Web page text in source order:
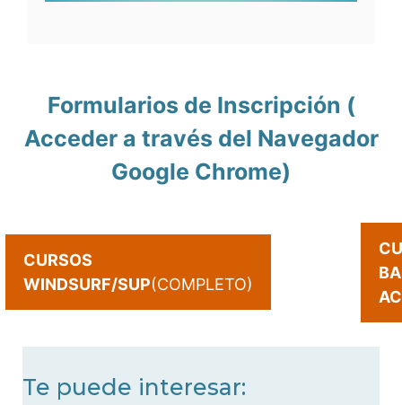
Formularios de Inscripción (
Acceder a través del Navegador
Google Chrome)
CURSOS
WINDSURF/SUP(COMPLETO)
Te puede interesar: